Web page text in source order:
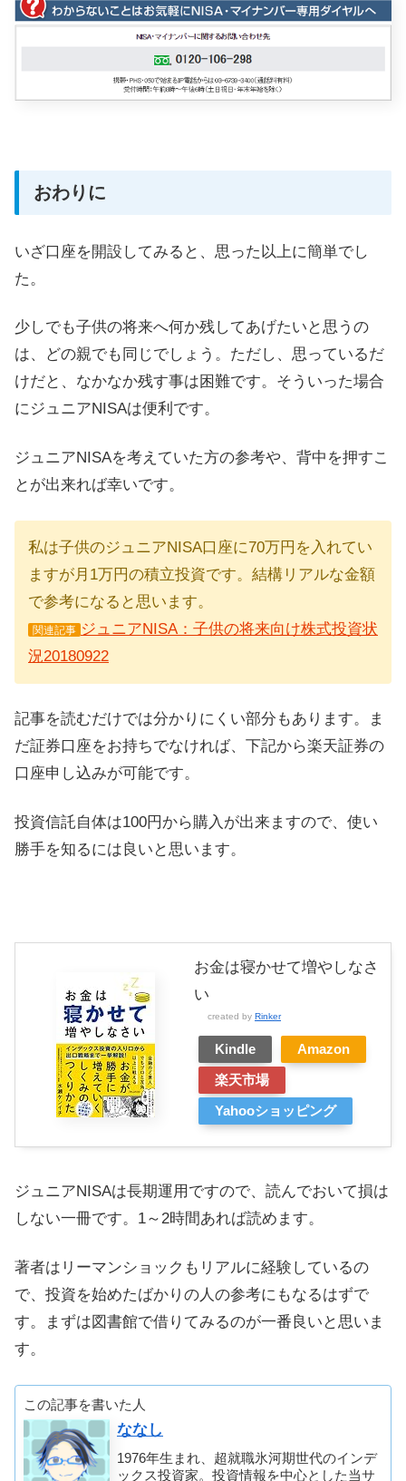
おわりに
いざ口座を開設してみると、思った以上に簡単でし
た。
少しでも子供の将来へ何か残してあげたいと思うの
は、どの親でも同じでしょう。ただし、思っているだ
けだと、なかなか残す事は困難です。そういった場合
にジュニアNISAは便利です。
ジュニアNISAを考えていた方の参考や、背中を押すこ
とが出来れば幸いです。
私は子供のジュニアNISA口座に70万円を入れてい
ますが月1万円の積立投資です。結構リアルな金額
で参考になると思います。
関連記事 ジュニアNISA：子供の将来向け株式投資状
況20180922
記事を読むだけでは分かりにくい部分もあります。ま
だ証券口座をお持ちでなければ、下記から楽天証券の
口座申し込みが可能です。
投資信託自体は100円から購入が出来ますので、使い
勝手を知るには良いと思います。
お金は寝かせて増やしなさ
い
created by Rinker
Kindle
Amazon
楽天市場
Yahooショッピング
ジュニアNISAは長期運用ですので、読んでおいて損は
しない一冊です。1～2時間あれば読めます。
著者はリーマンショックもリアルに経験しているの
で、投資を始めたばかりの人の参考にもなるはずで
す。まずは図書館で借りてみるのが一番良いと思いま
す。
この記事を書いた人
ななし
1976年生まれ、超就職氷河期世代のインデ
ックス投資家。投資情報を中心とした当サ